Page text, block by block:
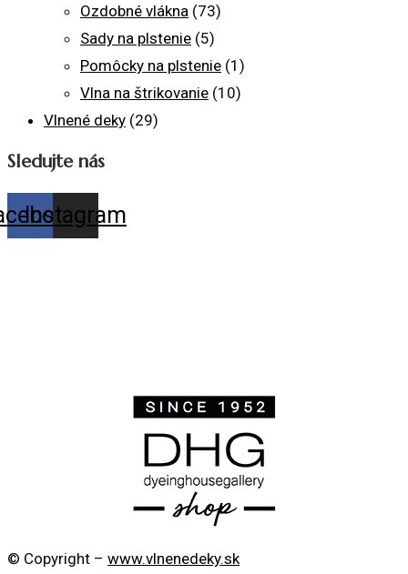
Ozdobné vlákna (73)
Sady na plstenie (5)
Pomôcky na plstenie (1)
Vlna na štrikovanie (10)
Vlnené deky (29)
Sledujte nás
Instagram
© Copyright – www.vlnenedeky.sk